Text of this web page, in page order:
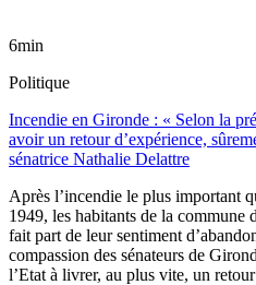
6min
Politique
Incendie en Gironde : « Selon la
avoir un retour d’expérience,
sénatrice Nathalie Delattre
Après l’incendie le plus important
1949, les habitants de la commune
fait part de leur sentiment
compassion des sénateurs de
l’Etat à livrer, au plus vite, un